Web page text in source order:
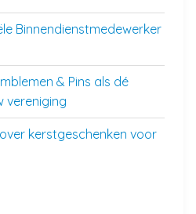
Binnendienstmedewerker
& Pins als dé
vereniging
kerstgeschenken voor